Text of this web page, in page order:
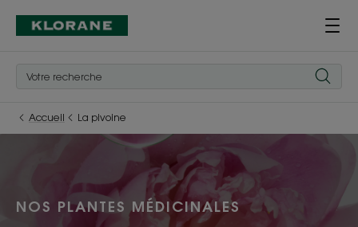
Accueil La pivoine
NOS PLANTES MÉDICINALES